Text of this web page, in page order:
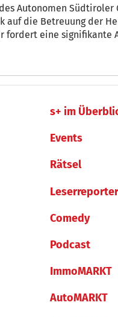
Autonomen Südtiroler
auf die Betreuung der
fordert eine signifikante
s+ im
Events
Rätsel
Comedy
Podcast
ImmoMARKT
AutoMARKT